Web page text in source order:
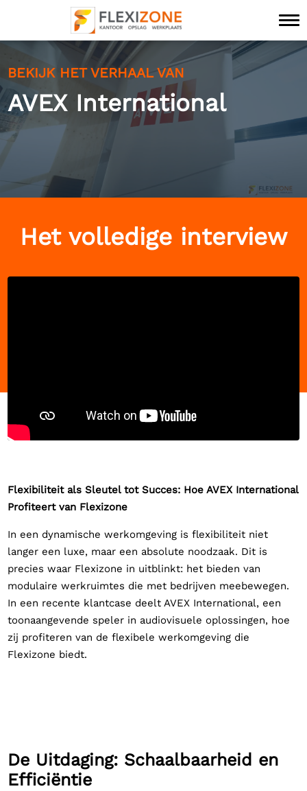
BEKIJK HET VERHAAL VAN
AVEX International
Het volledige interview
Flexibiliteit als Sleutel tot Succes: Hoe AVEX International
Profiteert van Flexizone
In een dynamische werkomgeving is flexibiliteit niet
langer een luxe, maar een absolute noodzaak. Dit is
precies waar Flexizone in uitblinkt: het bieden van
modulaire werkruimtes die met bedrijven meebewegen.
In een recente klantcase deelt AVEX International, een
toonaangevende speler in audiovisuele oplossingen, hoe
zij profiteren van de flexibele werkomgeving die
Flexizone biedt.
De Uitdaging: Schaalbaarheid en
Efficiëntie